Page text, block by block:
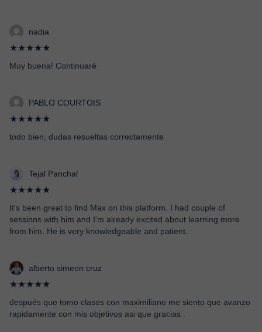
nadia
★★★★★
Muy buena! Continuaré
PABLO COURTOIS
★★★★★
todo bien, dudas resueltas correctamente
Tejal Panchal
★★★★★
It's been great to find Max on this platform. I had couple of
sessions with him and I'm already excited about learning more
from him. He is very knowledgeable and patient.
alberto simeon cruz
★★★★★
después que tomo clases con maximiliano me siento que avanzo
rapidamente con mis objetivos asi que gracias .